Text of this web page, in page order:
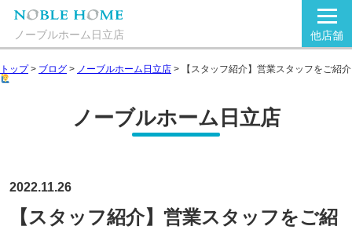
ノーブルホーム日立店 他店舗
トップ> ブログ > ノーブルホーム日立店 > 【スタッフ紹介】営業スタッフをご紹介
ノーブルホーム日立店
2022.11.26
【スタッフ紹介】営業スタッフをご紹